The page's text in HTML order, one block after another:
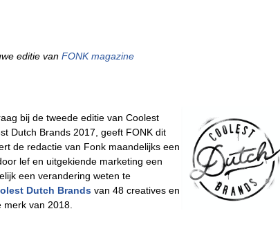
editie van FONK magazine
bij de tweede editie van Coolest
Dutch Brands 2017, geeft FONK dit
de redactie van Fonk maandelijks een
lef en uitgekiende marketing een
een verandering weten te
Dutch Brands van 48 creatives en
van 2018.